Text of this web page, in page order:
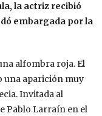
la actriz recibió
embargada por la
alfombra roja. El
una aparición muy
Invitada al
Pablo Larraín en el